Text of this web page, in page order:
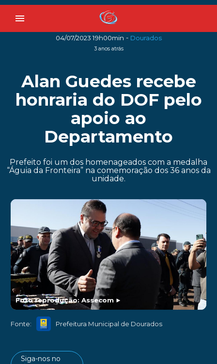
menu
04/07/2023 19h00min - Dourados
3 anos atrás
Alan Guedes recebe
honraria do DOF pelo
apoio ao
Departamento
Prefeito foi um dos homenageados com a medalha
“Águia da Fronteira” na comemoração dos 36 anos da
unidade.
Foto reprodução: Assecom►
Fonte: Prefeitura Municipal de Dourados
Siga-nos no